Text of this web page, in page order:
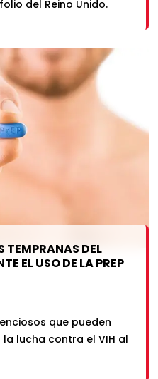
del Reino Unido.
TEMPRANAS DEL
EL USO DE LA PREP
que pueden
lucha contra el VIH al